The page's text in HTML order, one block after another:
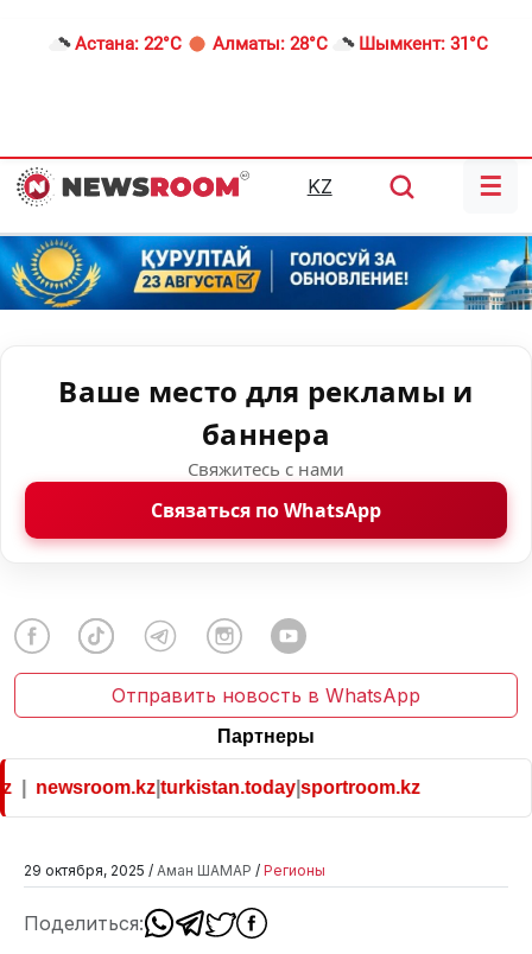
Астана: 22°C Алматы: 28°C Шымкент: 31°C
KZ ☰
Ваше место для рекламы и
баннера
Свяжитесь с нами
Связаться по WhatsApp
Отправить новость в WhatsApp
Партнеры
| newsroom.kz|turkistan.today|sportroom.kz
29 октября, 2025 / Аман ШАМАР / Регионы
Поделиться: